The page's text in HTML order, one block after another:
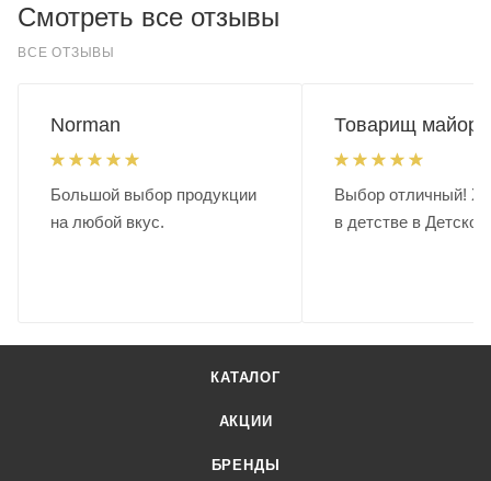
Смотреть все отзывы
ВСЕ ОТЗЫВЫ
Norman
Большой выбор продукции
на любой вкус.
Товарищ майор.
Выбор отличный!
в детстве в
КАТАЛОГ
АКЦИИ
БРЕНДЫ